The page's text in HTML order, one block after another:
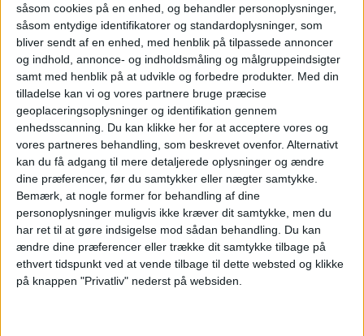
såsom cookies på en enhed, og behandler personoplysninger,
såsom entydige identifikatorer og standardoplysninger, som
bliver sendt af en enhed, med henblik på tilpassede annoncer
og indhold, annonce- og indholdsmåling og målgruppeindsigter
samt med henblik på at udvikle og forbedre produkter. Med din
tilladelse kan vi og vores partnere bruge præcise
geoplaceringsoplysninger og identifikation gennem
enhedsscanning. Du kan klikke her for at acceptere vores og
vores partneres behandling, som beskrevet ovenfor. Alternativt
kan du få adgang til mere detaljerede oplysninger og ændre
dine præferencer, før du samtykker eller nægter samtykke.
Bemærk, at nogle former for behandling af dine
personoplysninger muligvis ikke kræver dit samtykke, men du
har ret til at gøre indsigelse mod sådan behandling.
Du kan
ændre dine præferencer eller trække dit samtykke tilbage på
ethvert tidspunkt ved at vende tilbage til dette websted og klikke
på knappen "Privatliv" nederst på websiden.
ANNONCE